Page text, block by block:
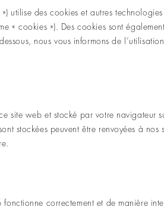
utilise des cookies et autres
« cookies »). Des cookies sont
nous vous informons de
site web et stocké par votre navigateur
stockées peuvent être renvoyées à nos
correctement et de manière